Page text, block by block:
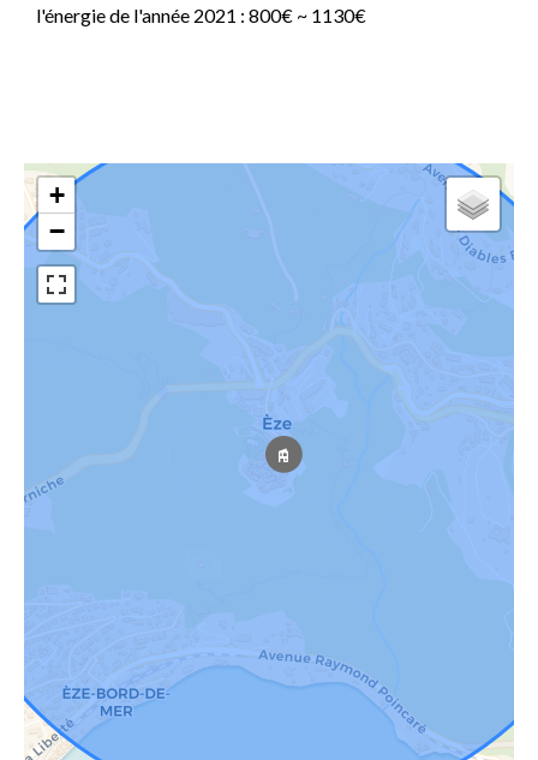
l'énergie de l'année 2021 : 800€ ~ 1130€
+
−